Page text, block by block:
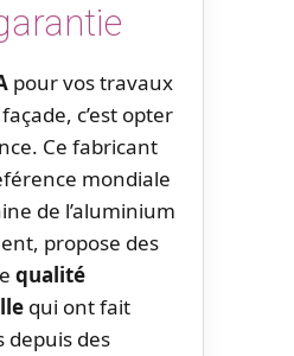
pour vos travaux
c’est opter
Ce fabricant
mondiale
de l’aluminium
propose des
qualité
qui ont fait
depuis des